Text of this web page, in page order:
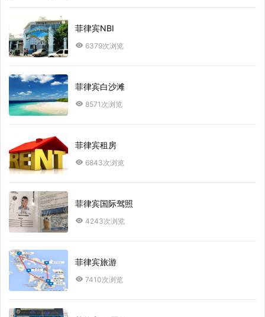
菲律宾NBI
6379次浏览
菲律宾白沙滩
8571次浏览
菲律宾租房
6843次浏览
菲律宾国际驾照
4243次浏览
菲律宾旅游
7410次浏览